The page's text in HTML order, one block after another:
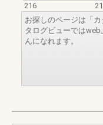
216
お探しのページは「
タログビューでは
んになれます。